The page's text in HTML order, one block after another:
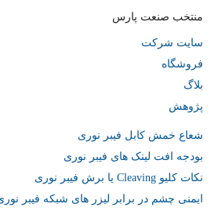
منتخب صنعت پارس
سایت شرکت
فروشگاه
بلاگ
پژوهش
شعاع خمش کابل فیبر نوری
بودجه افت لینک های فیبر نوری
نکات کلیو Cleaving یا برش فیبر نوری
ایمنی چشم در برابر لیزر های شبکه فیبر نوری